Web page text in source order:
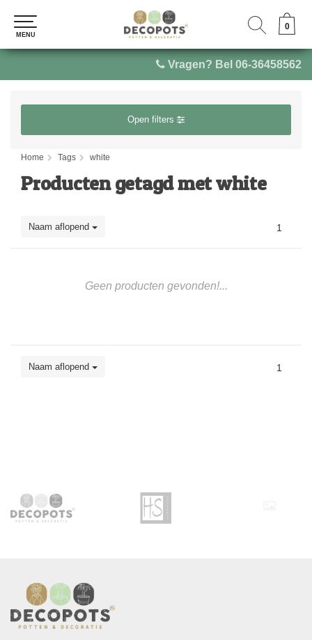
Vragen? Bel 06-36458562
0
MENU
0
MENU
Open filters
Home Tags white
Producten getagd met white
Naam aflopend 1
Geen producten gevonden!...
Naam aflopend 1